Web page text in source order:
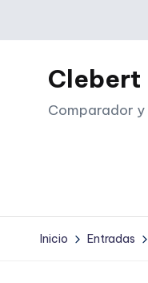
Saltar
contenidoClebert
Comparador y
Inicio Entradas